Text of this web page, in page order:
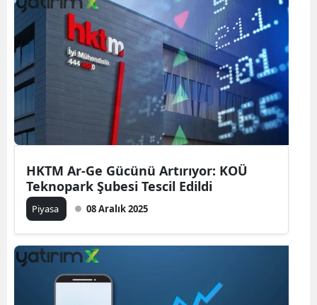
HKTM Ar-Ge Gücünü Artırıyor: KOÜ
Teknopark Şubesi Tescil Edildi
Piyasa 08 Aralık 2025